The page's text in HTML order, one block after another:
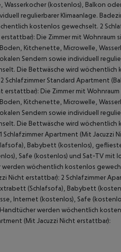
(kostenlos), Balkon oder
regulierbarer Klimaanlage.
kostenlos gewechselt. 2
Die Zimmer mit Wohnraum
Kitchenette, Microwelle,
Sendern sowie individuell
Die Bettwäsche wird wöchentlich
Schlafzimmer Standard Apartment
erstattbar): Die Zimmer mit Wohnraum
Kitchenette, Microwelle,
Sendern sowie individuell
Die Bettwäsche wird wöchentlich
Apartment (Mit Jacuzzi
Babybett (kostenlos),
Safe (kostenlos) und Sat-TV mit
werden wöchentlich kostenlos
Nicht erstattbar): 2 Schlafzimmer
(Schlafsofa), Babybett
Internet (kostenlos), Safe
werden wöchentlich
(Mit Jacuzzi Nicht erstattbar):